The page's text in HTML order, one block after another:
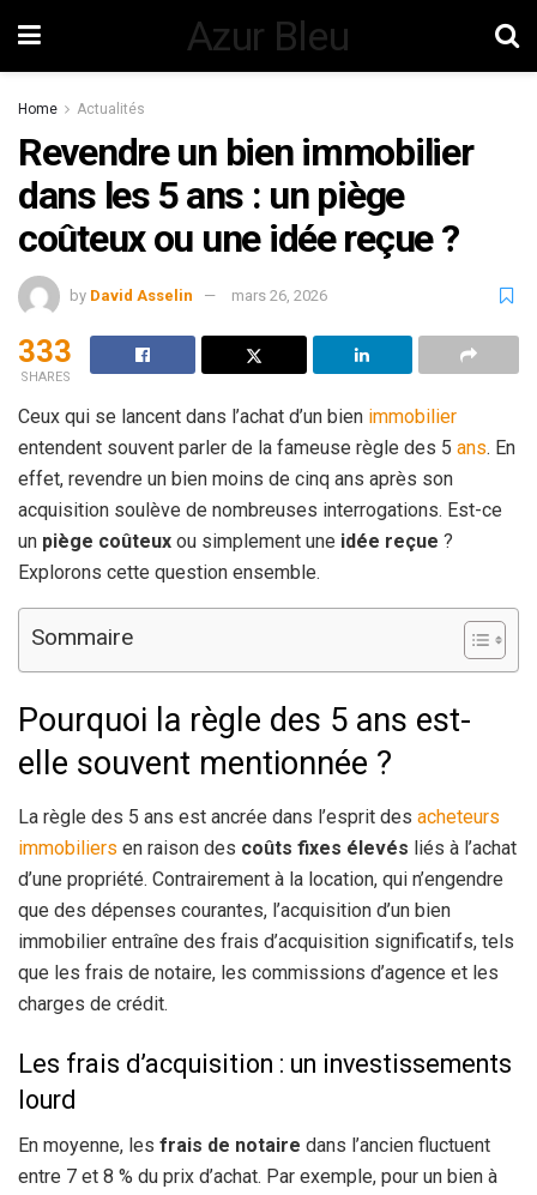
Azur Bleu
Home Actualités
Revendre un bien immobilier
dans les 5 ans : un piège
coûteux ou une idée reçue ?
by David Asselin mars 26, 2026
333
SHARES
Ceux qui se lancent dans l’achat d’un bien immobilier
entendent souvent parler de la fameuse règle des 5 ans. En
effet, revendre un bien moins de cinq ans après son
acquisition soulève de nombreuses interrogations. Est-ce
un piège coûteux ou simplement une idée reçue ?
Explorons cette question ensemble.
Sommaire
Pourquoi la règle des 5 ans est-
elle souvent mentionnée ?
La règle des 5 ans est ancrée dans l’esprit des acheteurs
immobiliers en raison des coûts fixes élevés liés à l’achat
d’une propriété. Contrairement à la location, qui n’engendre
que des dépenses courantes, l’acquisition d’un bien
immobilier entraîne des frais d’acquisition significatifs, tels
que les frais de notaire, les commissions d’agence et les
charges de crédit.
Les frais d’acquisition : un investissements
lourd
En moyenne, les frais de notaire dans l’ancien fluctuent
entre 7 et 8 % du prix d’achat. Par exemple, pour un bien à